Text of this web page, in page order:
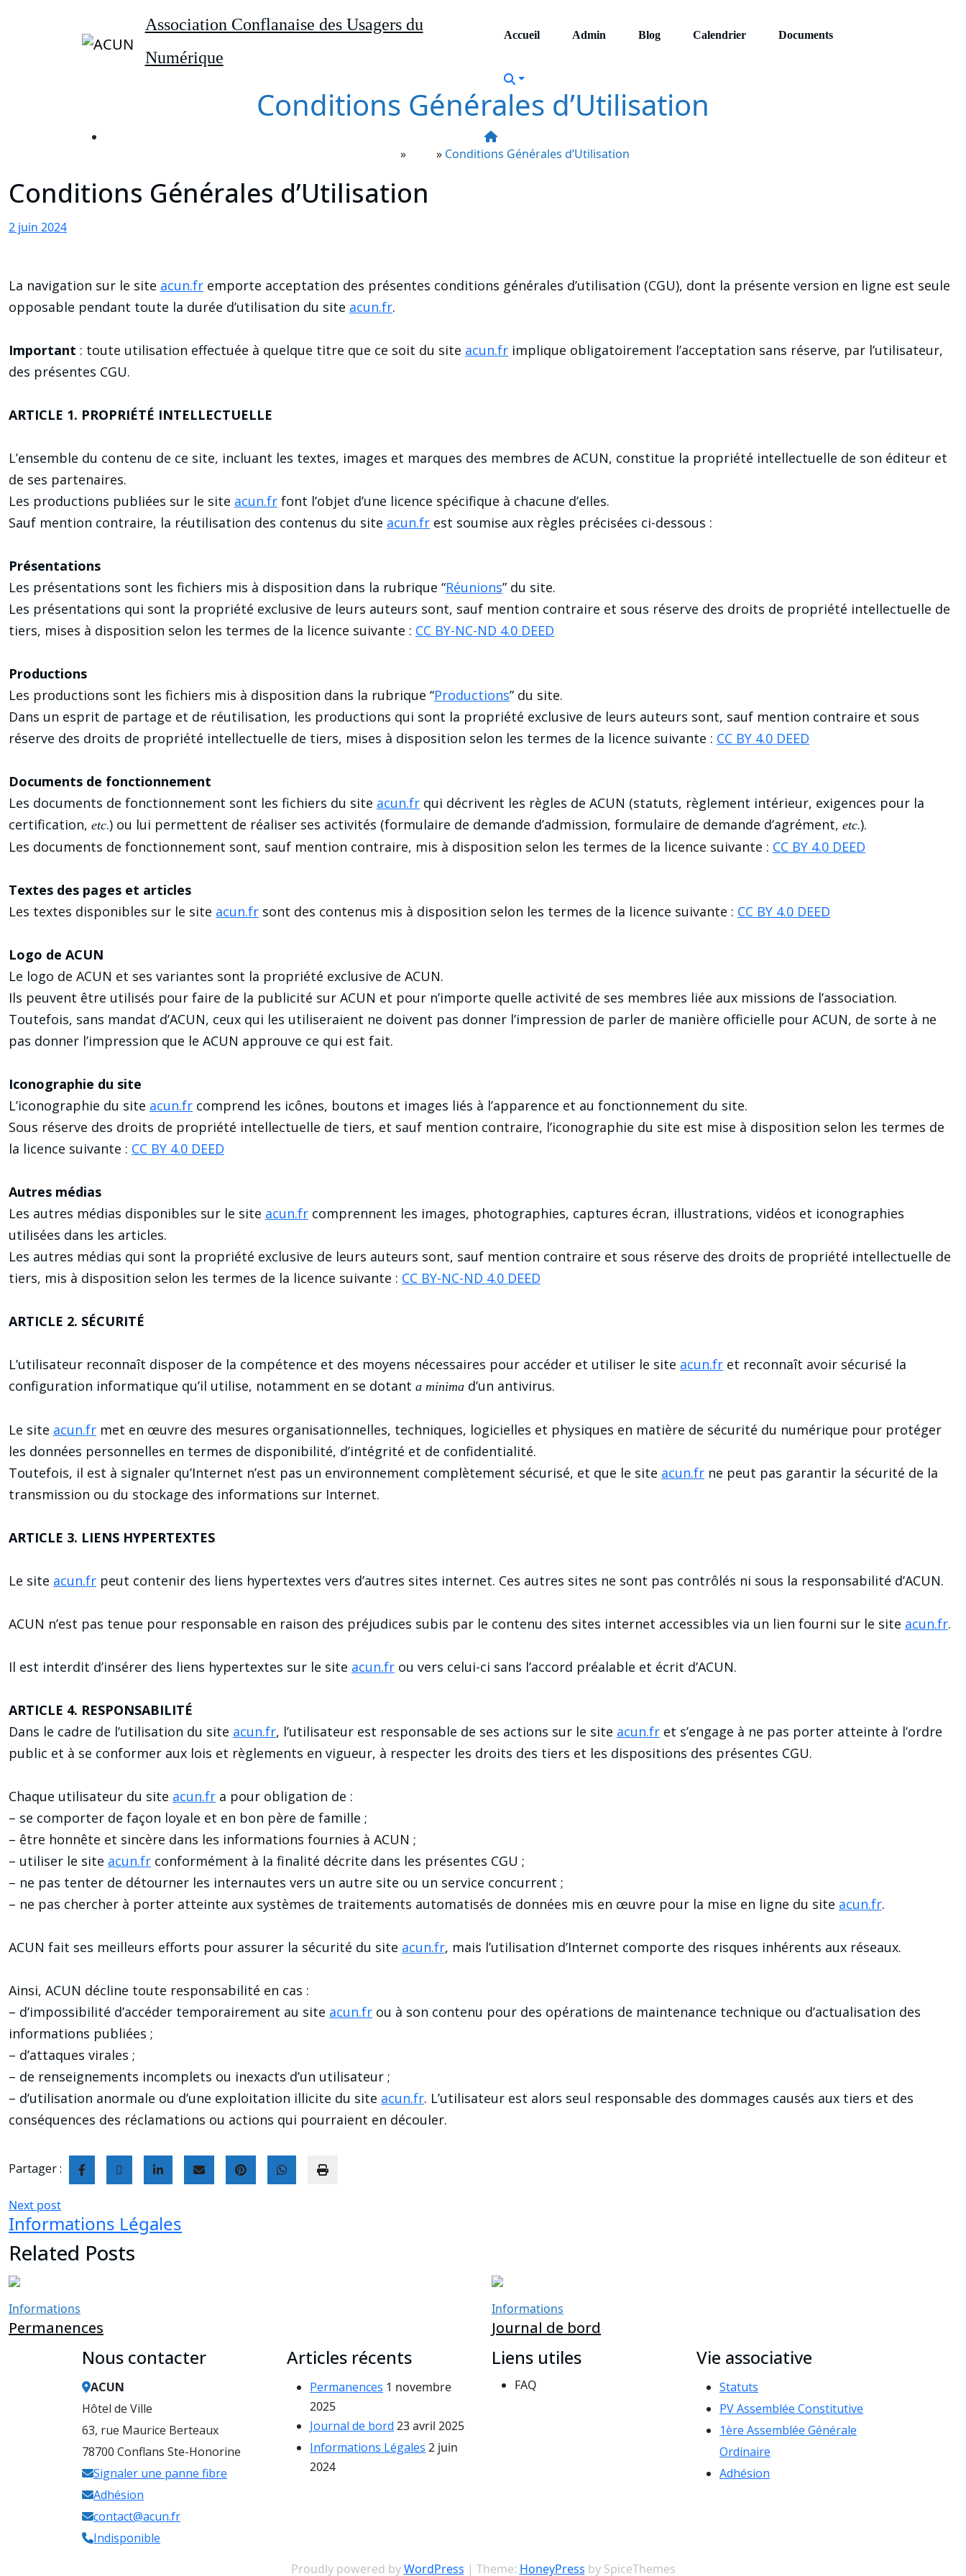
Association Conflanaise des Usagers du
Numérique
Accueil Admin Blog Calendrier Documents
Conditions Générales d’Utilisation
» » Conditions Générales d’Utilisation
Conditions Générales d’Utilisation
2 juin 2024
La navigation sur le site acun.fr emporte acceptation des présentes conditions générales d’utilisation (CGU), dont la présente version en ligne est seule
opposable pendant toute la durée d’utilisation du site acun.fr.
Important : toute utilisation effectuée à quelque titre que ce soit du site acun.fr implique obligatoirement l’acceptation sans réserve, par l’utilisateur,
des présentes CGU.
ARTICLE 1. PROPRIÉTÉ INTELLECTUELLE
L’ensemble du contenu de ce site, incluant les textes, images et marques des membres de ACUN, constitue la propriété intellectuelle de son éditeur et
de ses partenaires.
Les productions publiées sur le site acun.fr font l’objet d’une licence spécifique à chacune d’elles.
Sauf mention contraire, la réutilisation des contenus du site acun.fr est soumise aux règles précisées ci-dessous :
Présentations
Les présentations sont les fichiers mis à disposition dans la rubrique “Réunions” du site.
Les présentations qui sont la propriété exclusive de leurs auteurs sont, sauf mention contraire et sous réserve des droits de propriété intellectuelle de
tiers, mises à disposition selon les termes de la licence suivante : CC BY-NC-ND 4.0 DEED
Productions
Les productions sont les fichiers mis à disposition dans la rubrique “Productions” du site.
Dans un esprit de partage et de réutilisation, les productions qui sont la propriété exclusive de leurs auteurs sont, sauf mention contraire et sous
réserve des droits de propriété intellectuelle de tiers, mises à disposition selon les termes de la licence suivante : CC BY 4.0 DEED
Documents de fonctionnement
Les documents de fonctionnement sont les fichiers du site acun.fr qui décrivent les règles de ACUN (statuts, règlement intérieur, exigences pour la
certification, etc.) ou lui permettent de réaliser ses activités (formulaire de demande d’admission, formulaire de demande d’agrément, etc.).
Les documents de fonctionnement sont, sauf mention contraire, mis à disposition selon les termes de la licence suivante : CC BY 4.0 DEED
Textes des pages et articles
Les textes disponibles sur le site acun.fr sont des contenus mis à disposition selon les termes de la licence suivante : CC BY 4.0 DEED
Logo de ACUN
Le logo de ACUN et ses variantes sont la propriété exclusive de ACUN.
Ils peuvent être utilisés pour faire de la publicité sur ACUN et pour n’importe quelle activité de ses membres liée aux missions de l’association.
Toutefois, sans mandat d’ACUN, ceux qui les utiliseraient ne doivent pas donner l’impression de parler de manière officielle pour ACUN, de sorte à ne
pas donner l’impression que le ACUN approuve ce qui est fait.
Iconographie du site
L’iconographie du site acun.fr comprend les icônes, boutons et images liés à l’apparence et au fonctionnement du site.
Sous réserve des droits de propriété intellectuelle de tiers, et sauf mention contraire, l’iconographie du site est mise à disposition selon les termes de
la licence suivante : CC BY 4.0 DEED
Autres médias
Les autres médias disponibles sur le site acun.fr comprennent les images, photographies, captures écran, illustrations, vidéos et iconographies
utilisées dans les articles.
Les autres médias qui sont la propriété exclusive de leurs auteurs sont, sauf mention contraire et sous réserve des droits de propriété intellectuelle de
tiers, mis à disposition selon les termes de la licence suivante : CC BY-NC-ND 4.0 DEED
ARTICLE 2. SÉCURITÉ
L’utilisateur reconnaît disposer de la compétence et des moyens nécessaires pour accéder et utiliser le site acun.fr et reconnaît avoir sécurisé la
configuration informatique qu’il utilise, notamment en se dotant a minima d’un antivirus.
Le site acun.fr met en œuvre des mesures organisationnelles, techniques, logicielles et physiques en matière de sécurité du numérique pour protéger
les données personnelles en termes de disponibilité, d’intégrité et de confidentialité.
Toutefois, il est à signaler qu’Internet n’est pas un environnement complètement sécurisé, et que le site acun.fr ne peut pas garantir la sécurité de la
transmission ou du stockage des informations sur Internet.
ARTICLE 3. LIENS HYPERTEXTES
Le site acun.fr peut contenir des liens hypertextes vers d’autres sites internet. Ces autres sites ne sont pas contrôlés ni sous la responsabilité d’ACUN.
ACUN n’est pas tenue pour responsable en raison des préjudices subis par le contenu des sites internet accessibles via un lien fourni sur le site acun.fr.
Il est interdit d’insérer des liens hypertextes sur le site acun.fr ou vers celui-ci sans l’accord préalable et écrit d’ACUN.
ARTICLE 4. RESPONSABILITÉ
Dans le cadre de l’utilisation du site acun.fr, l’utilisateur est responsable de ses actions sur le site acun.fr et s’engage à ne pas porter atteinte à l’ordre
public et à se conformer aux lois et règlements en vigueur, à respecter les droits des tiers et les dispositions des présentes CGU.
Chaque utilisateur du site acun.fr a pour obligation de :
– se comporter de façon loyale et en bon père de famille ;
– être honnête et sincère dans les informations fournies à ACUN ;
– utiliser le site acun.fr conformément à la finalité décrite dans les présentes CGU ;
– ne pas tenter de détourner les internautes vers un autre site ou un service concurrent ;
– ne pas chercher à porter atteinte aux systèmes de traitements automatisés de données mis en œuvre pour la mise en ligne du site acun.fr.
ACUN fait ses meilleurs efforts pour assurer la sécurité du site acun.fr, mais l’utilisation d’Internet comporte des risques inhérents aux réseaux.
Ainsi, ACUN décline toute responsabilité en cas :
– d’impossibilité d’accéder temporairement au site acun.fr ou à son contenu pour des opérations de maintenance technique ou d’actualisation des
informations publiées ;
– d’attaques virales ;
– de renseignements incomplets ou inexacts d’un utilisateur ;
– d’utilisation anormale ou d’une exploitation illicite du site acun.fr. L’utilisateur est alors seul responsable des dommages causés aux tiers et des
conséquences des réclamations ou actions qui pourraient en découler.
Partager :
Next post
Informations Légales
Related Posts
Informations
Permanences
Informations
Journal de bord
Nous contacter
ACUN
Hôtel de Ville
63, rue Maurice Berteaux
78700 Conflans Ste-Honorine
Signaler une panne fibre
Adhésion
contact@acun.fr
Indisponible
Articles récents
Permanences 1 novembre
2025
Journal de bord 23 avril 2025
Informations Légales 2 juin
2024
Liens utiles
FAQ
Vie associative
Statuts
PV Assemblée Constitutive
1ère Assemblée Générale
Ordinaire
Adhésion
Proudly powered byWordPress | Theme: HoneyPress by SpiceThemes